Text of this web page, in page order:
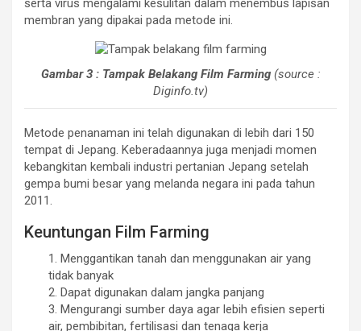
serta virus mengalami kesulitan dalam menembus lapisan
membran yang dipakai pada metode ini.
Gambar 3 : Tampak Belakang Film Farming (source :
Diginfo.tv)
Metode penanaman ini telah digunakan di lebih dari 150
tempat di Jepang. Keberadaannya juga menjadi momen
kebangkitan kembali industri pertanian Jepang setelah
gempa bumi besar yang melanda negara ini pada tahun
2011.
Keuntungan Film Farming
1. Menggantikan tanah dan menggunakan air yang
tidak banyak
2. Dapat digunakan dalam jangka panjang
3. Mengurangi sumber daya agar lebih efisien seperti
air, pembibitan, fertilisasi dan tenaga kerja